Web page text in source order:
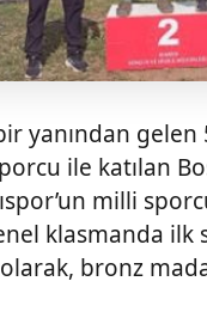
yanından gelen
ile katılan
milli
klasmanda
bronz